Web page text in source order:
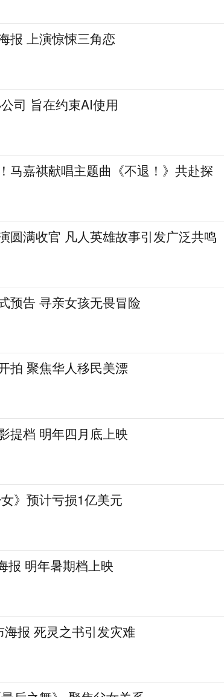
报 上演惊悚三角恋
司 旨在约束AI使用
马嘉祺献唱主题曲《不退！》共赴探
圆满收官 凡人英雄故事引发广泛共鸣
预告 寻亲女孩无畏冒险
拍 聚焦华人移民美漂
提档 明年四月底上映
》预计亏损1亿美元
报 明年暑期档上映
海报 死灵之书引发灾难